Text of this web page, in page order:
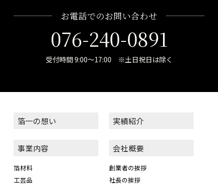
お電話でのお問い合わせ
076-240-0891
受付時間 9:00～17:00 ※土日祝日は除く
箔一の想い
事業内容
箔材料
工芸品
実績紹介
会社概要
創業者の挨拶
社長の挨拶